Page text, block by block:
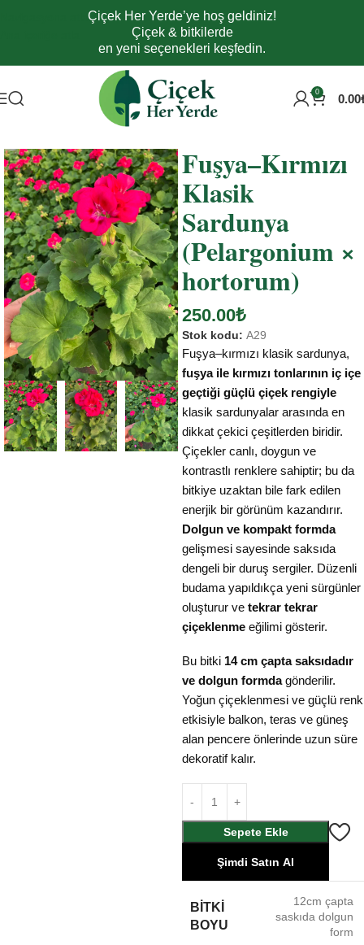
Navigasyona atlaÇiçek Her Yerde’ye hoş geldiniz!
Çiçek & bitkilerde
en yeni seçenekleri keşfedin.
0 0.00
Tüm Ürünler Dış Mekân Çiçekler
Fuşya–Kırmızı
Klasik
Sardunya
(Pelargonium ×
hortorum)
250.00₺
Stok kodu: A29
Fuşya–kırmızı klasik sardunya,
fuşya ile kırmızı tonlarının iç içe
geçtiği güçlü çiçek rengiyle
klasik sardunyalar arasında en
dikkat çekici çeşitlerden biridir.
Çiçekler canlı, doygun ve
kontrastlı renklere sahiptir; bu da
bitkiye uzaktan bile fark edilen
enerjik bir görünüm kazandırır.
Dolgun ve kompakt formda
gelişmesi sayesinde saksıda
dengeli bir duruş sergiler. Düzenli
budama yapıldıkça yeni sürgünler
oluşturur ve tekrar tekrar
çiçeklenme eğilimi gösterir.
Bu bitki 14 cm çapta saksıdadır
ve dolgun formdagönderilir.
Yoğun çiçeklenmesi ve güçlü renk
etkisiyle balkon, teras ve güneş
alan pencere önlerinde uzun süre
dekoratif kalır.
Sepete Ekle
Şimdi Satın Al
BITKI
BOYU
12cm çapta
saskıda dolgun
form